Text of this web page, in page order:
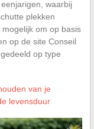
waarbij
plekken
om op basis
op de site Conseil
op type
van je
levensduur